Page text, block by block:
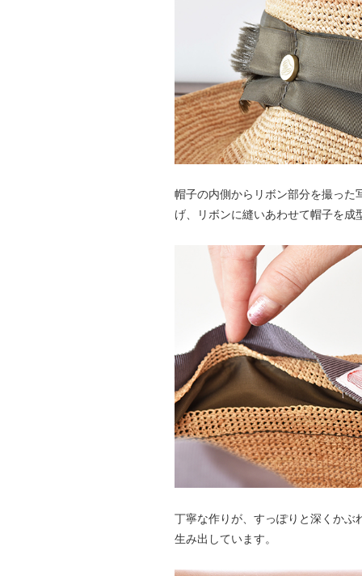
帽子の内側からリボン部分を撮った
げ、リボンに縫いあわせて帽子を成
丁寧な作りが、すっぽりと深くかぶ
生み出しています。